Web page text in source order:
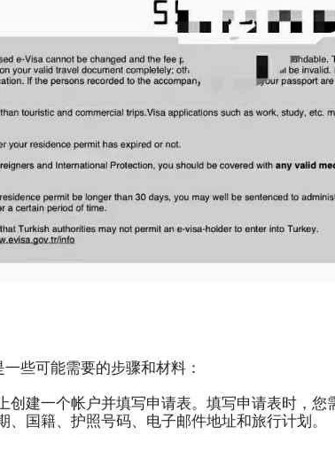
些可能需要的步骤和材料：
创建一个帐户并填写申请表。填写申请表时，您
国籍、护照号码、电子邮件地址和旅行计划。